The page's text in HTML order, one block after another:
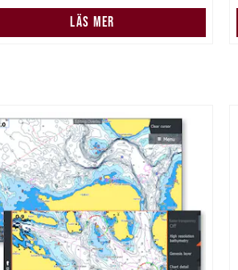
LÄS MER